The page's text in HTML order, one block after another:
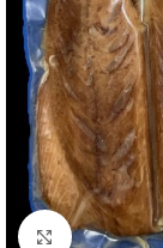
Κλικ για